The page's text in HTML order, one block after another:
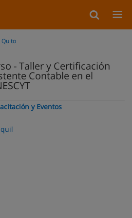
Quito
- Taller y Certificación
Contable en el
y Eventos